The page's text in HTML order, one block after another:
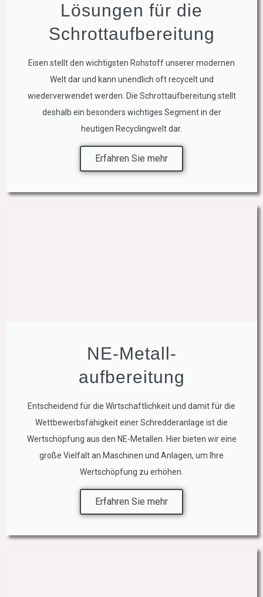
Lösungen für die
Schrottaufbereitung
Eisen stellt den wichtigsten Rohstoff unserer modernen
Welt dar und kann unendlich oft recycelt und
wiederverwendet werden. Die Schrottaufbereitung stellt
deshalb ein besonders wichtiges Segment in der
heutigen Recyclingwelt dar.
Erfahren Sie mehr
NE-Metall-
aufbereitung
Entscheidend für die Wirtschaftlichkeit und damit für die
Wettbewerbsfähigkeit einer Schredderanlage ist die
Wertschöpfung aus den NE-Metallen. Hier bieten wir eine
große Vielfalt an Maschinen und Anlagen, um Ihre
Wertschöpfung zu erhöhen.
Erfahren Sie mehr